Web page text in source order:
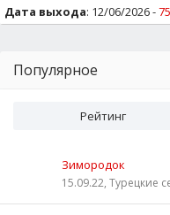
Дата выхода: 12/06/2026 -
Популярное
Рейтинг
Зимородок
15.09.22, Турецкие